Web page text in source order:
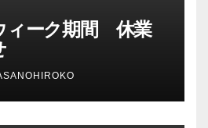
ィーク期間 休業